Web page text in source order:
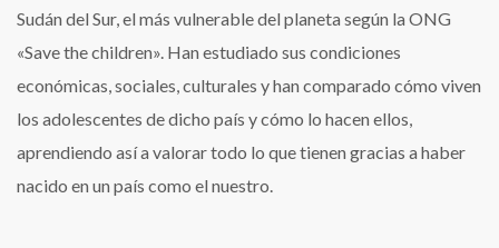
Sudán del Sur, el más vulnerable del planeta según la ONG
«Save the children». Han estudiado sus condiciones
económicas, sociales, culturales y han comparado cómo viven
los adolescentes de dicho país y cómo lo hacen ellos,
aprendiendo así a valorar todo lo que tienen gracias a haber
nacido en un país como el nuestro.